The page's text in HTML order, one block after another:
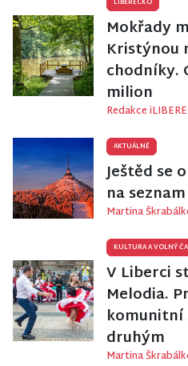
LIBERECKO
Mokřady
Kristýnou
chodníky.
milion
Redakce
AKTUÁLNĚ
Ještěd se
na
Martina
KULTURA A VOLNÝ
V Liberci
Melodia.
komunitní
druhým
Martina